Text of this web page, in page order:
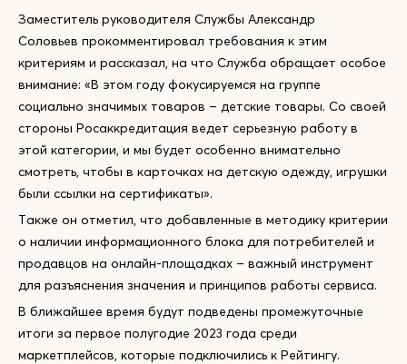
Заместитель руководителя Службы Александр
Соловьев прокомментировал требования к этим
критериям и рассказал, на что Служба обращает особое
внимание: «В этом году фокусируемся на группе
социально значимых товаров – детские товары. Со своей
стороны Росаккредитация ведет серьезную работу в
этой категории, и мы будет особенно внимательно
смотреть, чтобы в карточках на детскую одежду, игрушки
были ссылки на сертификаты».
Также он отметил, что добавленные в методику критерии
о наличии информационного блока для потребителей и
продавцов на онлайн-площадках – важный инструмент
для разъяснения значения и принципов работы сервиса.
В ближайшее время будут подведены промежуточные
итоги за первое полугодие 2023 года среди
маркетплейсов, которые подключились к Рейтингу.